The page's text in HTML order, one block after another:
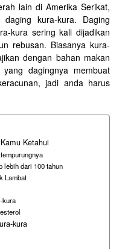
lain di Amerika Serikat,
daging kura-kura. Daging
kura sering kali dijadikan
rebusan. Biasanya kura-
dengan bahan makan
dagingnya membuat
jadi anda harus
Ketahui
lebih dari 100 tahun
Lambat
kura
kura